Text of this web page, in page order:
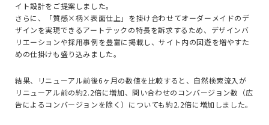
イト設計をご提案しました。
さらに、「質感×柄×表面仕上」を掛け合わせてオーダーメイドのデ
ザインを実現できるアートテックの特長を訴求するため、デザインバ
リエーションや採用事例を豊富に掲載し、サイト内の回遊を増やすた
めの仕掛けも盛り込みました。
結果、 リニューアル前後6ヶ月の数値を比較すると、自然検索流入が
リニューアル前の約2.2倍に増加、問い合わせのコンバージョン数（広
告によるコンバージョンを除く）についても約2.2倍に増加しました。